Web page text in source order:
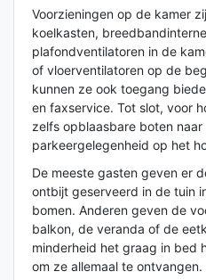
Voorzieningen op de kamer
koelkasten,
plafondventilatoren in de
of vloerventilatoren op de
kunnen ze ook toegang
en faxservice. Tot slot, voor
zelfs opblaasbare boten
parkeergelegenheid op het
De meeste gasten geven er
ontbijt geserveerd in de tuin
bomen. Anderen geven de
balkon, de veranda of de
minderheid het graag in bed
om ze allemaal te ontvangen.